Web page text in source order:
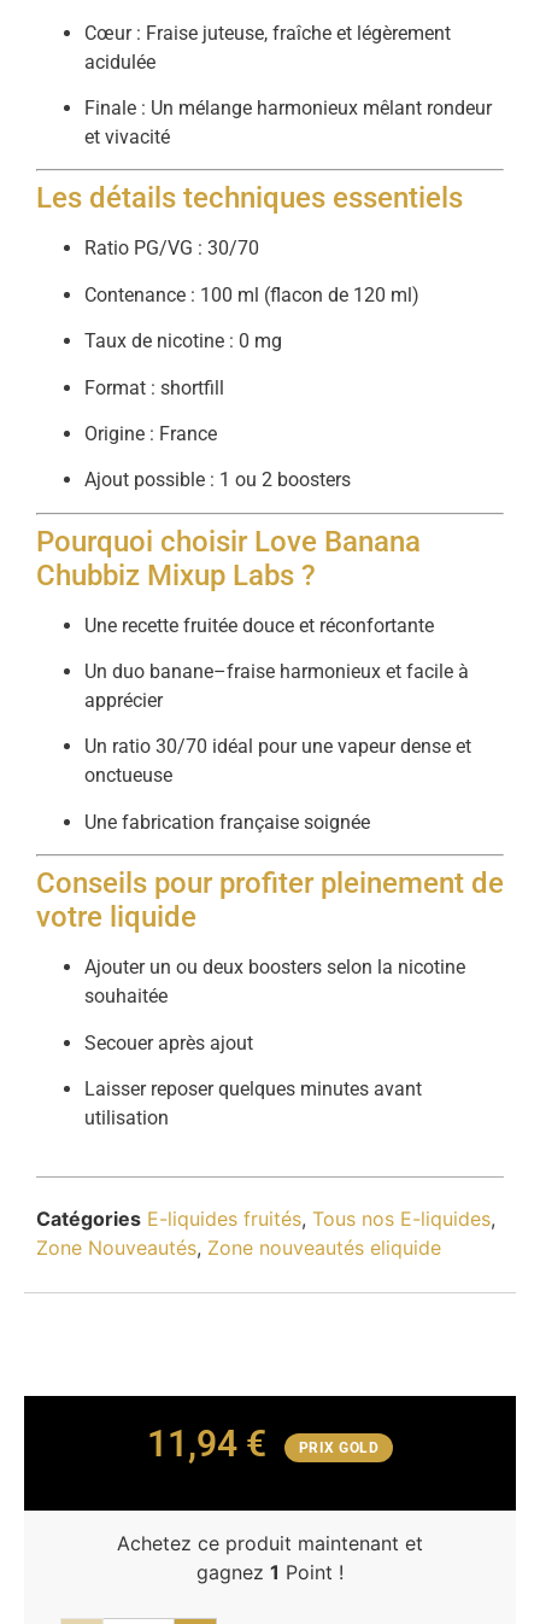
Cœur : Fraise juteuse, fraîche et légèrement
acidulée
Finale : Un mélange harmonieux mêlant rondeur
et vivacité
Les détails techniques essentiels
Ratio PG/VG : 30/70
Contenance : 100 ml (flacon de 120 ml)
Taux de nicotine : 0 mg
Format : shortfill
Origine : France
Ajout possible : 1 ou 2 boosters
Pourquoi choisir Love Banana
Chubbiz Mixup Labs ?
Une recette fruitée douce et réconfortante
Un duo banane–fraise harmonieux et facile à
apprécier
Un ratio 30/70 idéal pour une vapeur dense et
onctueuse
Une fabrication française soignée
Conseils pour profiter pleinement de
votre liquide
Ajouter un ou deux boosters selon la nicotine
souhaitée
Secouer après ajout
Laisser reposer quelques minutes avant
utilisation
Catégories E-liquides fruités, Tous nos E-liquides,
Zone Nouveautés, Zone nouveautés eliquide
11,94 € PRIX GOLD
Achetez ce produit maintenant et
gagnez 1 Point !